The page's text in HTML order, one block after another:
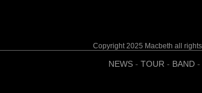
Copyright 2025 Macbeth all
NEWS - TOUR - BAND -